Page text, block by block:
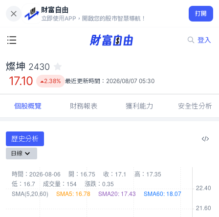
財富自由
立即使用APP，開啟您的股市智慧導航！
打開
登入
17.10
2.38%
燦坤 2430
17.10 2.38% 最近更新時間： 2026/08/07 05:30
個股概覽 財務報表 獲利能力 安全性分析
歷史分析
日線